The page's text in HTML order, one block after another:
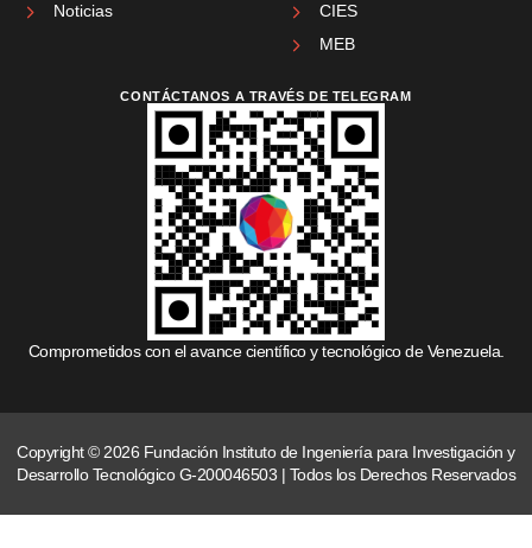
Noticias
CIES
MEB
CONTÁCTANOS A TRAVÉS DE TELEGRAM
Comprometidos con el avance científico y tecnológico de Venezuela.
Copyright © 2026 Fundación Instituto de Ingeniería para Investigación y
Desarrollo Tecnológico G-200046503 | Todos los Derechos Reservados